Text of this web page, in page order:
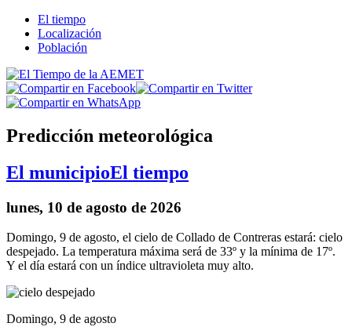
El tiempo
Localización
Población
Predicción meteorológica
El municipioEl tiempo
lunes, 10 de agosto de 2026
Domingo, 9 de agosto, el cielo de Collado de Contreras estará: cielo
despejado. La temperatura máxima será de 33º y la mínima de 17º.
Y el día estará con un índice ultravioleta muy alto.
Domingo, 9 de agosto